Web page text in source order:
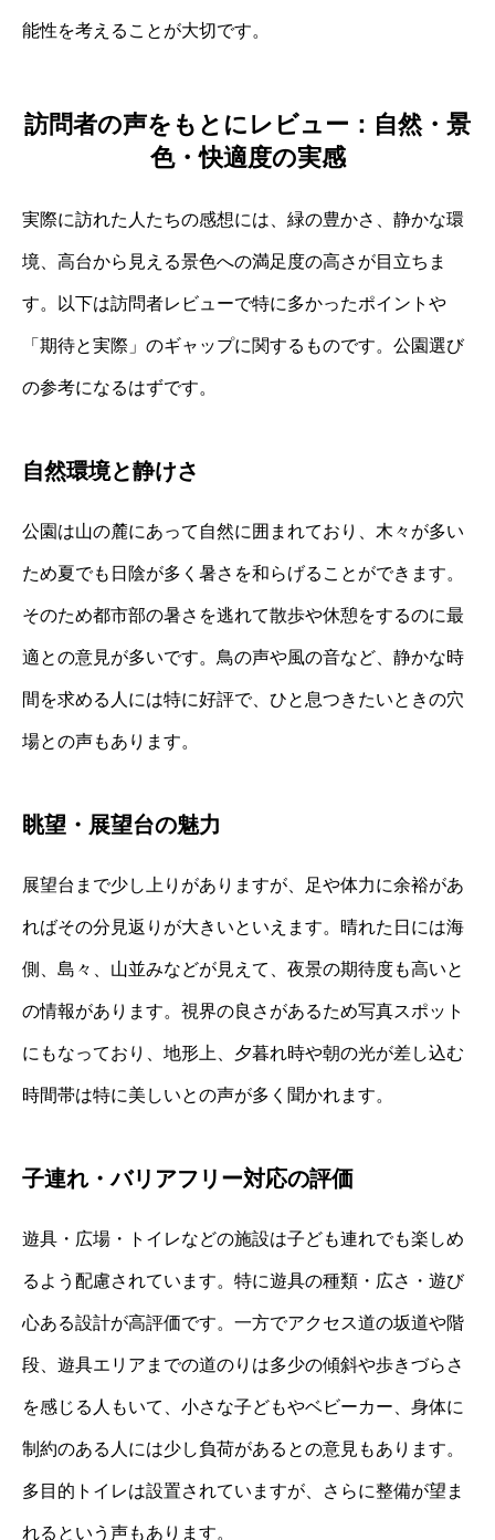
能性を考えることが大切です。
訪問者の声をもとにレビュー：自然・景
色・快適度の実感
実際に訪れた人たちの感想には、緑の豊かさ、静かな環
境、高台から見える景色への満足度の高さが目立ちま
す。以下は訪問者レビューで特に多かったポイントや
「期待と実際」のギャップに関するものです。公園選び
の参考になるはずです。
自然環境と静けさ
公園は山の麓にあって自然に囲まれており、木々が多い
ため夏でも日陰が多く暑さを和らげることができます。
そのため都市部の暑さを逃れて散歩や休憩をするのに最
適との意見が多いです。鳥の声や風の音など、静かな時
間を求める人には特に好評で、ひと息つきたいときの穴
場との声もあります。
眺望・展望台の魅力
展望台まで少し上りがありますが、足や体力に余裕があ
ればその分見返りが大きいといえます。晴れた日には海
側、島々、山並みなどが見えて、夜景の期待度も高いと
の情報があります。視界の良さがあるため写真スポット
にもなっており、地形上、夕暮れ時や朝の光が差し込む
時間帯は特に美しいとの声が多く聞かれます。
子連れ・バリアフリー対応の評価
遊具・広場・トイレなどの施設は子ども連れでも楽しめ
るよう配慮されています。特に遊具の種類・広さ・遊び
心ある設計が高評価です。一方でアクセス道の坂道や階
段、遊具エリアまでの道のりは多少の傾斜や歩きづらさ
を感じる人もいて、小さな子どもやベビーカー、身体に
制約のある人には少し負荷があるとの意見もあります。
多目的トイレは設置されていますが、さらに整備が望ま
れるという声もあります。